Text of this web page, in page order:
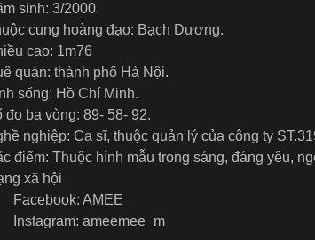
sinh: 3/2000.
cung hoàng đạo: Bạch Dương.
cao: 1m76
quán: thành phố Hà Nội.
sống: Hồ Chí Minh.
đo ba vòng: 89- 58- 92.
nghiệp: Ca sĩ, thuộc quản lý của công ty
điểm: Thuộc hình mẫu trong sáng, đáng yêu,
xã hội
Facebook: AMEE
Instagram: ameemee_m